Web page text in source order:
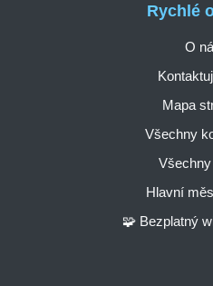
Rychlé
O
Mapa
Všechny
Hlavní
🧩 Bezplatný